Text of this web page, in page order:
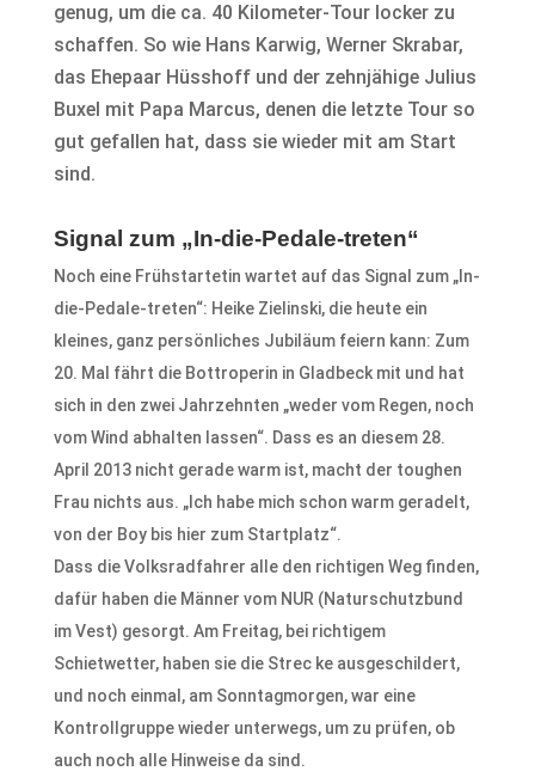
genug, um die ca. 40 Kilometer-Tour locker zu
schaffen. So wie Hans Karwig, Werner Skrabar,
das Ehepaar Hüsshoff und der zehnjähige Julius
Buxel mit Papa Marcus, denen die letzte Tour so
gut gefallen hat, dass sie wieder mit am Start
sind.
Signal zum „In-die-Pedale-treten“
Noch eine Frühstartetin wartet auf das Signal zum „In-
die-Pedale-treten“: Heike Zielinski, die heute ein
kleines, ganz persönliches Jubiläum feiern kann: Zum
20. Mal fährt die Bottroperin in Gladbeck mit und hat
sich in den zwei Jahrzehnten „weder vom Regen, noch
vom Wind abhalten lassen“. Dass es an diesem 28.
April 2013 nicht gerade warm ist, macht der toughen
Frau nichts aus. „Ich habe mich schon warm geradelt,
von der Boy bis hier zum Startplatz“.
Dass die Volksradfahrer alle den richtigen Weg finden,
dafür haben die Männer vom NUR (Naturschutzbund
im Vest) gesorgt. Am Freitag, bei richtigem
Schietwetter, haben sie die Strec ke ausgeschildert,
und noch einmal, am Sonntagmorgen, war eine
Kontrollgruppe wieder unterwegs, um zu prüfen, ob
auch noch alle Hinweise da sind.